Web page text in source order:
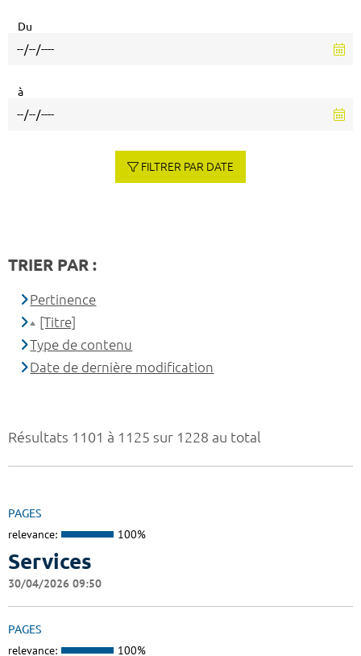
Résultats 1101 à 1125 sur 1228 au total
PAGES
relevance: 100%
Services
30/04/2026 09:50
PAGES
relevance: 100%
Du
à
FILTRER PAR DATE
TRIER PAR :
Pertinence
[Titre]
Type de contenu
Date de dernière modification